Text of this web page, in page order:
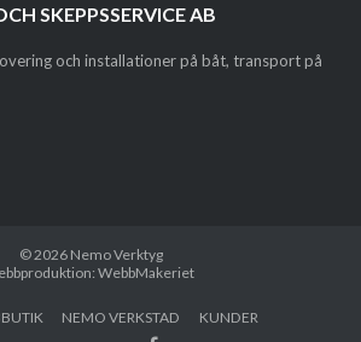
SKEPPSSERVICE AB
och installationer på båt, transport på
© 2026 Nemo Verktyg
WebbMakeriet
NEMO VERKSTAD
KUNDER